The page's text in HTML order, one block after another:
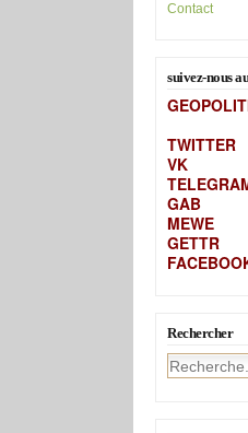
Contact
suivez-nous
TWITTER
VK
GAB
MEWE
GETTR
Rechercher